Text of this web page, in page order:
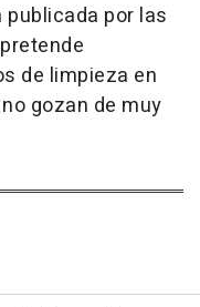
por las
de limpieza en
gozan de muy